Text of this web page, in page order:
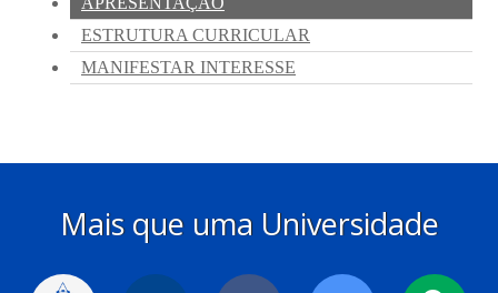
Mais que uma Universidade